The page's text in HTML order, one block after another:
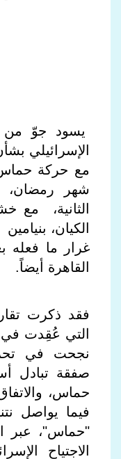
يسود جوّ من
الإسرائيلي
مع حركة
شهر رمضان،
الثانية،
الكيان،
غرار ما فعله
القاهرة أيضاً.
فقد ذكرت
التي عُقِدت في
نجحت في
صفقة تبادل
حماس،
فيما يواصل
"حماس"، عبر
الاجتياح